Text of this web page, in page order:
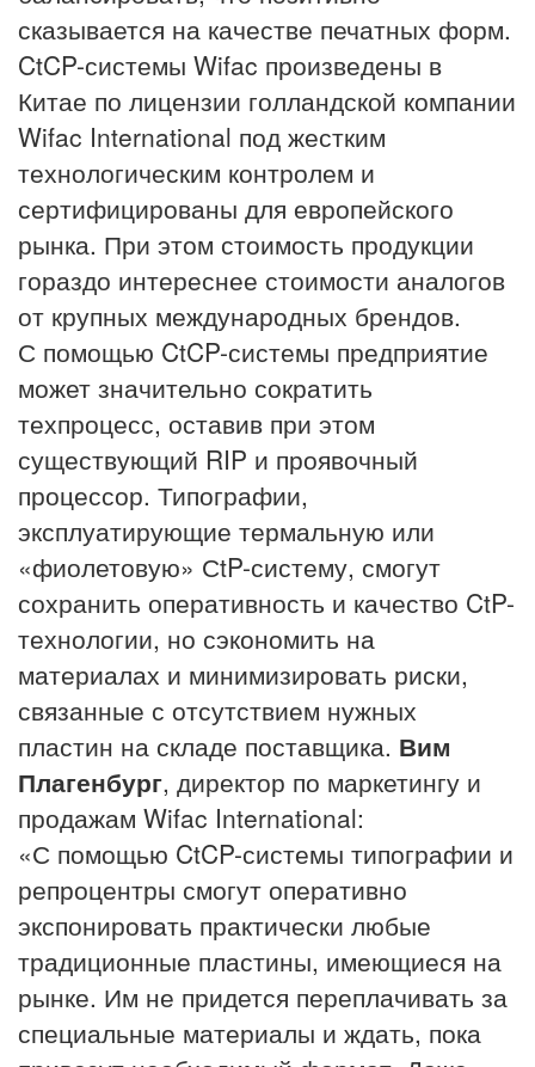
сказывается на качестве печатных форм.
CtCP-системы Wifac произведены в
Китае по лицензии голландской компании
Wifac International под жестким
технологическим контролем и
сертифицированы для европейского
рынка. При этом стоимость продукции
гораздо интереснее стоимости аналогов
от крупных международных брендов.
С помощью CtCP-системы предприятие
может значительно сократить
техпроцесс, оставив при этом
существующий RIP и проявочный
процессор. Типографии,
эксплуатирующие термальную или
«фиолетовую» СtP-систему, смогут
сохранить оперативность и качество CtP-
технологии, но сэкономить на
материалах и минимизировать риски,
связанные с отсутствием нужных
пластин на складе поставщика. Вим
Плагенбург, директор по маркетингу и
продажам Wifac International:
«С помощью CtCP-системы типографии и
репроцентры смогут оперативно
экспонировать практически любые
традиционные пластины, имеющиеся на
рынке. Им не придется переплачивать за
специальные материалы и ждать, пока